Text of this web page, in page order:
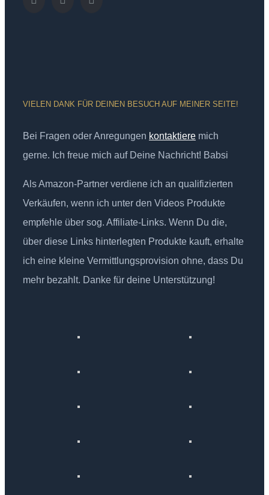
VIELEN DANK FÜR DEINEN BESUCH AUF MEINER SEITE!
Bei Fragen oder Anregungen kontaktiere mich
gerne. Ich freue mich auf Deine Nachricht! Babsi
Als Amazon-Partner verdiene ich an qualifizierten
Verkäufen, wenn ich unter den Videos Produkte
empfehle über sog. Affiliate-Links. Wenn Du die,
über diese Links hinterlegten Produkte kauft, erhalte
ich eine kleine Vermittlungsprovision ohne, dass Du
mehr bezahlt. Danke für deine Unterstützung!